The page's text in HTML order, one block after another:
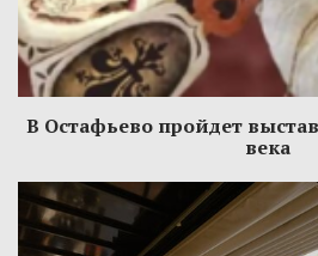
В Остафьево пройдет
века